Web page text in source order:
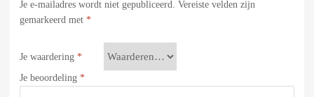
Je e-mailadres wordt niet gepubliceerd. Vereiste velden zijn
gemarkeerd met *
Je waardering *
Je beoordeling *